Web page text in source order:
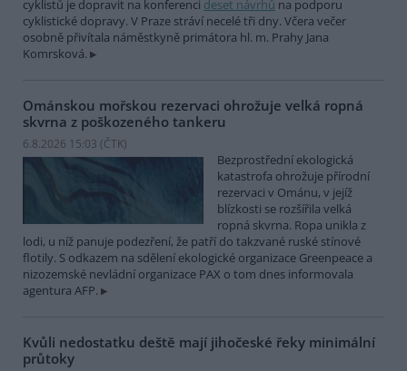
cyklistů je dopravit na konferenci deset návrhů na podporu
cyklistické dopravy. V Praze stráví necelé tři dny. Včera večer
osobně přivítala náměstkyně primátora hl. m. Prahy Jana
Komrsková.
Ománskou mořskou rezervaci ohrožuje velká ropná
skvrna z poškozeného tankeru
6.8.2026 15:03 (ČTK)
Bezprostřední ekologická
katastrofa ohrožuje přírodní
rezervaci v Ománu, v jejíž
blízkosti se rozšířila velká
ropná skvrna. Ropa unikla z
lodi, u níž panuje podezření, že patří do takzvané ruské stínové
flotily. S odkazem na sdělení ekologické organizace Greenpeace a
nizozemské nevládní organizace PAX o tom dnes informovala
agentura AFP.
Kvůli nedostatku deště mají jihočeské řeky minimální
průtoky